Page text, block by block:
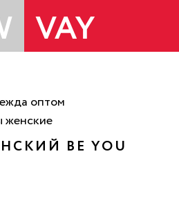
оптом
женские
BE YOU